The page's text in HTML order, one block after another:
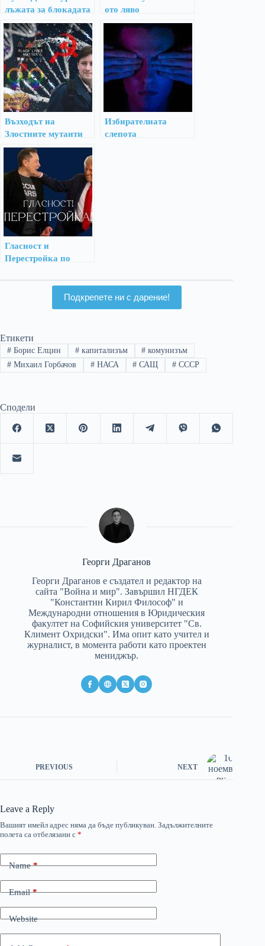
лъжата за блокадата
ото ляво
Възходът на
Злостните мутанти
Избирателната
слепота
Гласност и
Перестройка по
Подкрепете ни с дарение!
Етикети
#Борис Елцин #капитализъм # комунизъм
#Михаил Горбачов #НАСА # САЩ # СССР
Сподели
Георги Драганов
Георги Драганов е създател и редактор на
сайта "Война и мир". Завършил НГДЕК
"Константин Кирил Философ" и
Международни отношения в Юридическия
факултет на Софийския университет "Св.
Климент Охридски". Има опит като учител и
журналист, в момента работи като проектен
мениджър.
PREVIOUS NEXT
Leave a Reply
Вашият имейл адрес няма да бъде публикуван. Задължителните
полета са отбелязани с *
Name*
Email*
Website